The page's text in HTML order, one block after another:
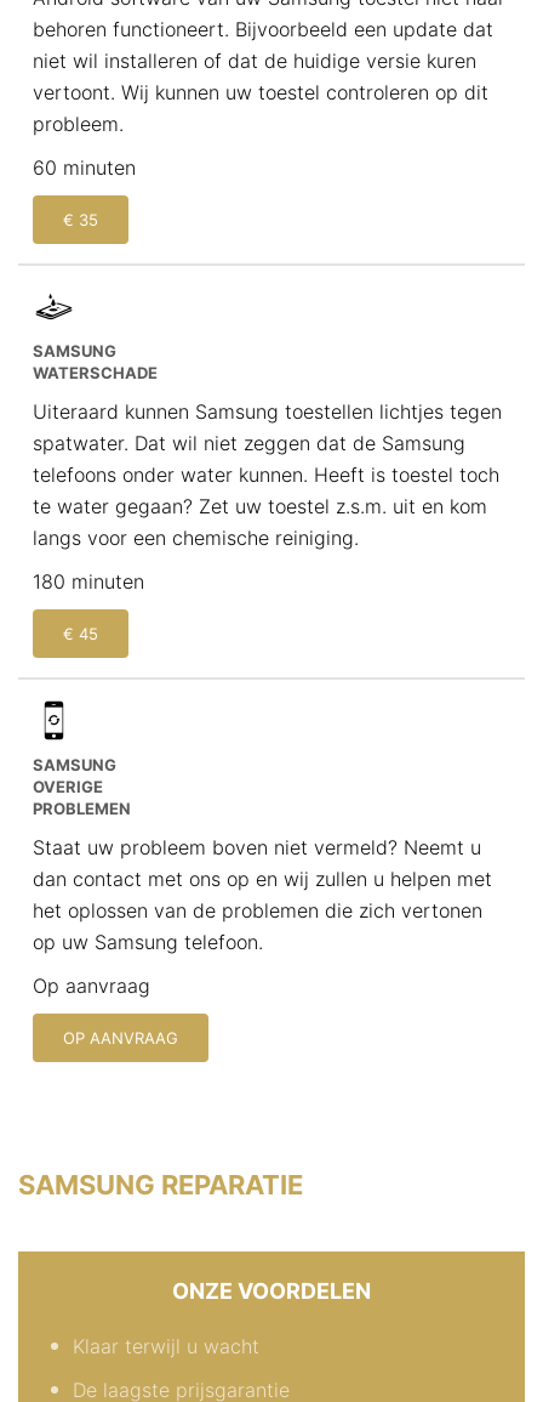
behoren functioneert. Bijvoorbeeld een update dat
niet wil installeren of dat de huidige versie kuren
vertoont. Wij kunnen uw toestel controleren op dit
probleem.
60 minuten
€ 35
SAMSUNG
WATERSCHADE
Uiteraard kunnen Samsung toestellen lichtjes tegen
spatwater. Dat wil niet zeggen dat de Samsung
telefoons onder water kunnen. Heeft is toestel toch
te water gegaan? Zet uw toestel z.s.m. uit en kom
langs voor een chemische reiniging.
180 minuten
€ 45
SAMSUNG
OVERIGE
PROBLEMEN
Staat uw probleem boven niet vermeld? Neemt u
dan contact met ons op en wij zullen u helpen met
het oplossen van de problemen die zich vertonen
op uw Samsung telefoon.
Op aanvraag
OP AANVRAAG
SAMSUNG REPARATIE
ONZE VOORDELEN
Klaar terwijl u wacht
De laagste prijsgarantie